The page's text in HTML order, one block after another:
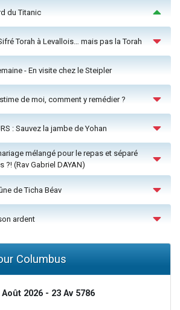
du Titanic
Torah à Levallois… mais pas la Torah
- En visite chez le Steipler
de moi, comment y remédier ?
: Sauvez la jambe de Yohan
mélangé pour le repas et séparé
?! (Rav Gabriel DAYAN)
de Ticha Béav
ardent
Columbus
Août 2026 - 23 Av 5786